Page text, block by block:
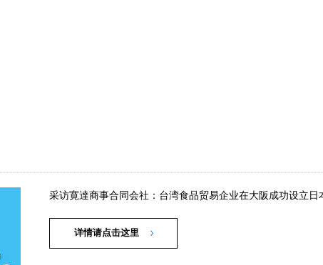
采访寛達商事合同会社：台湾食品贸易企业在大阪成功设立日
详情请点击这里